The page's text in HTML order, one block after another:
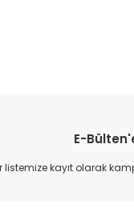
E-
listemize kayıt olarak